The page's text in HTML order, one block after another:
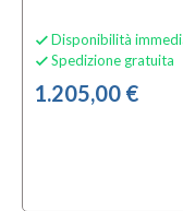
 Disponibilità
 Spedizione gratuita
1.205,00 €